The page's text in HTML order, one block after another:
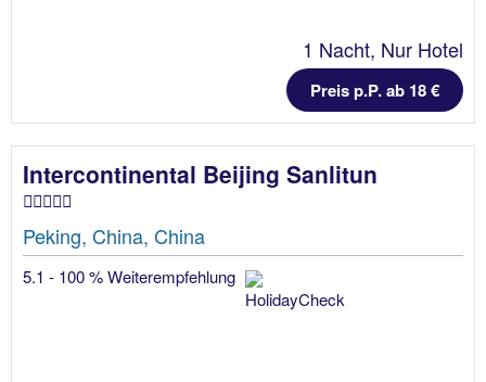
1 Nacht, Nur Hotel
Preis p.P. ab 18 €
Intercontinental Beijing Sanlitun
Peking, China, China
5.1 - 100 % Weiterempfehlung